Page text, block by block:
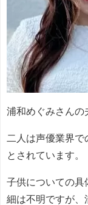
浦和めぐみさんの
二人は声優業界
とされています。
子供についての具
細は不明ですが、